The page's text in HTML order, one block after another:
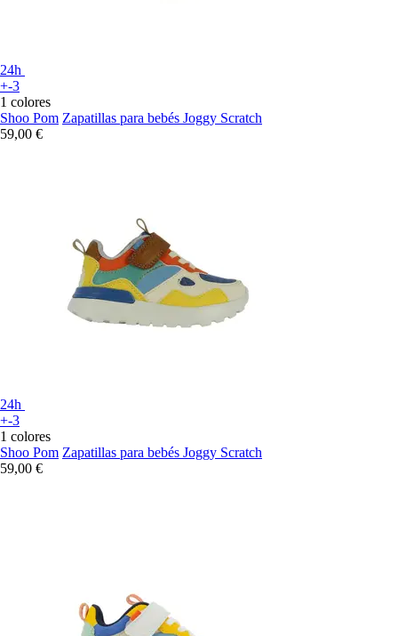
24h
+-3
1 colores
Shoo Pom Zapatillas para bebés Joggy Scratch
59,00 €
24h
+-3
1 colores
Shoo Pom Zapatillas para bebés Joggy Scratch
59,00 €